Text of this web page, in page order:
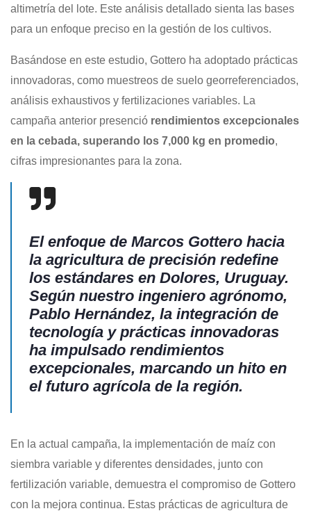
altimetría del lote. Este análisis detallado sienta las bases
para un enfoque preciso en la gestión de los cultivos.
Basándose en este estudio, Gottero ha adoptado prácticas
innovadoras, como muestreos de suelo georreferenciados,
análisis exhaustivos y fertilizaciones variables. La
campaña anterior presenció rendimientos excepcionales
en la cebada, superando los 7,000 kg en promedio,
cifras impresionantes para la zona.
El enfoque de Marcos Gottero hacia
la agricultura de precisión redefine
los estándares en Dolores, Uruguay.
Según nuestro ingeniero agrónomo,
Pablo Hernández, la integración de
tecnología y prácticas innovadoras
ha impulsado rendimientos
excepcionales, marcando un hito en
el futuro agrícola de la región.
En la actual campaña, la implementación de maíz con
siembra variable y diferentes densidades, junto con
fertilización variable, demuestra el compromiso de Gottero
con la mejora continua. Estas prácticas de agricultura de